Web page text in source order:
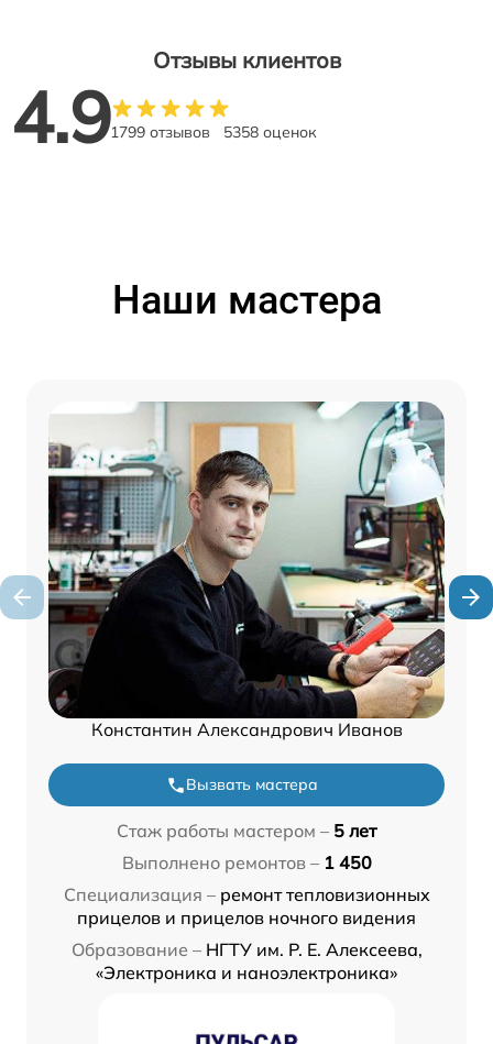
Отзывы клиентов
4.91799 отзывов 5358 оценок
Наши мастера
Константин Александрович Иванов
Вызвать мастера
Стаж работы мастером – 5 лет
Выполнено ремонтов – 1 450
Специализация – ремонт тепловизионных
прицелов и прицелов ночного видения
Образование – НГТУ им. Р. Е. Алексеева,
«Электроника и наноэлектроника»